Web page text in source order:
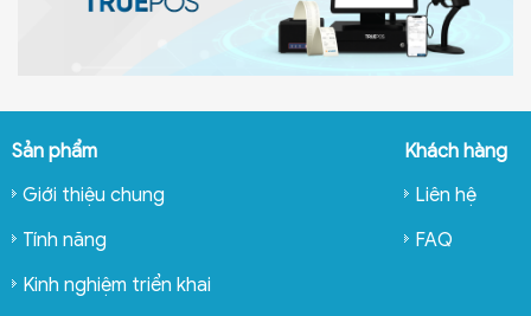
Sản phẩm
Giới thiệu chung
Tính năng
Kinh nghiệm triển khai
Khách hàng
Liên hệ
FAQ